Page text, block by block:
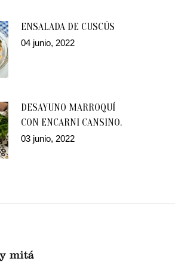
ENSALADA DE CUSCÚS
04 junio, 2022
DESAYUNO MARROQUÍ
CON ENCARNI CANSINO.
03 junio, 2022